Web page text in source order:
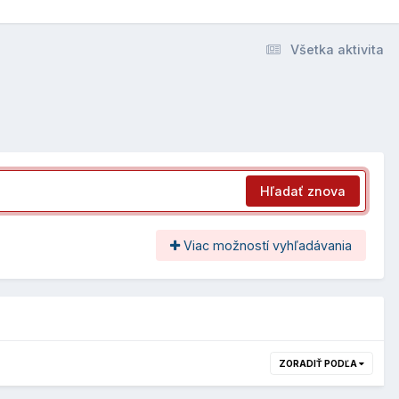
Všetka aktivita
Hľadať znova
Viac možností vyhľadávania
ZORADIŤ PODĽA